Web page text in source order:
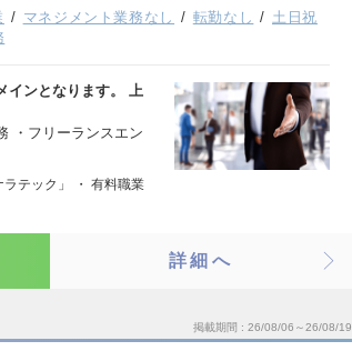
マネジメント業務なし 転勤なし
土日祝
インとなります。 上
・フリーランスエン
ラテック」 ・ 有料職業
詳細へ
掲載期間 26/08/06～26/08/19